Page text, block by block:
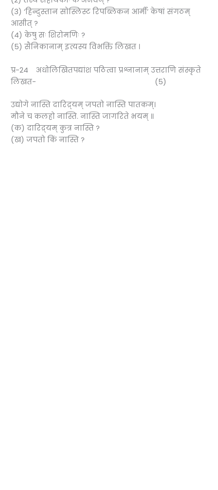
(3) ‘हिन्दुस्तान सोस्लिस्ट रिपब्लिकन आर्मी’ केषां संगठम्
आसीत् ?
(4) केषु सः शिरोमणिः ?
(5) सैनिकानाम् इत्यस्य विभक्तिं लिखत ।
प्र-24 अधोलिखितपद्यांश पठित्वा प्रश्नानाम् उत्तराणि संस्कृते
लिखत- (5)
उद्योगे नास्ति दारिद्र्यम् जपतो नास्ति पातकम्।
मौने च कलहो नास्ति. नास्ति जागरिते भयम् ॥
(क) दारिद्र्यम् कुत्र नास्ति ?
(ख) जपतो किं नास्ति ?